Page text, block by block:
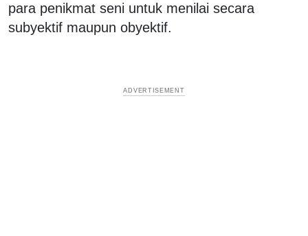
para penikmat seni untuk menilai secara
subyektif maupun obyektif.